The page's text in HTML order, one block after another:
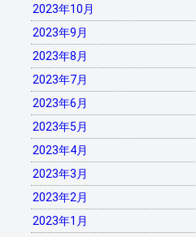
2023年10月
2023年9月
2023年8月
2023年7月
2023年6月
2023年5月
2023年4月
2023年3月
2023年2月
2023年1月